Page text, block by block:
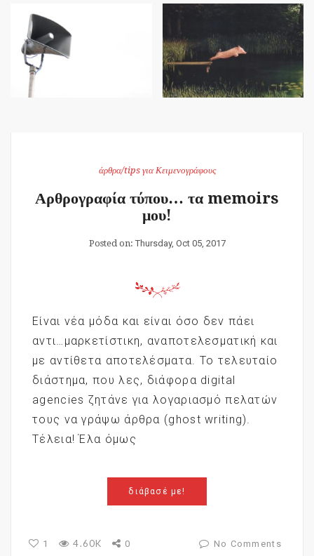
άρθρα/tips για Κειμενογράφους
Αρθρογραφία τύπου… τα memoirs
μου!
Posted on: Thursday, Oct 05, 2017
Είναι νέα μόδα και είναι όσο δεν πάει
αντι…μαρκετίστικη, αναποτελεσματική και
με αντίθετα αποτελέσματα. Το τελευταίο
διάστημα, που λες, διάφορα digital
agencies ζητάνε για λογαριασμό πελατών
τους να γράψω άρθρα (ghost writing).
Τέλεια! Έλα όμως
διάβασέ με!
1 4.60K 0 No Comments